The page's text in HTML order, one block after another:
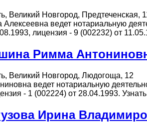
Великий Новгород, Предтеченская,
ведет нотариальную
лицензия - 9 (002232) от
Римма
Великий Новгород, Людогоща, 12
ведет нотариальную
- 1 (002224) от 28.04.1993.
Ирина